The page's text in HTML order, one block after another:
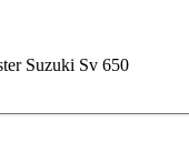
Suzuki Sv 650